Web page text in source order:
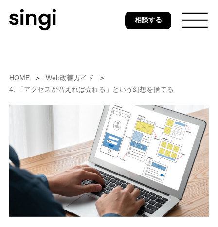
トップ
無料ウェブ診断
サービス
事例
相談する
HOME
Web改善ガイド
4. 「アクセスが増えれば売れる」という幻想を捨てる